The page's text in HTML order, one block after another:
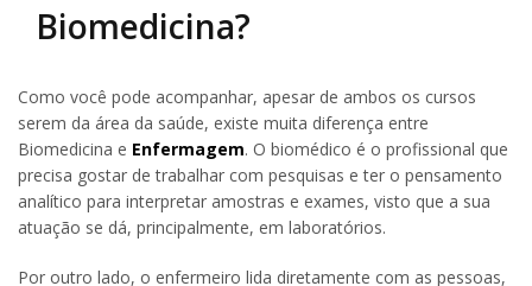
Biomedicina?
Como você pode acompanhar, apesar de ambos os cursos
serem da área da saúde, existe muita diferença entre
Biomedicina e Enfermagem. O biomédico é o profissional que
precisa gostar de trabalhar com pesquisas e ter o pensamento
analítico para interpretar amostras e exames, visto que a sua
atuação se dá, principalmente, em laboratórios.
Por outro lado, o enfermeiro lida diretamente com as pessoas,